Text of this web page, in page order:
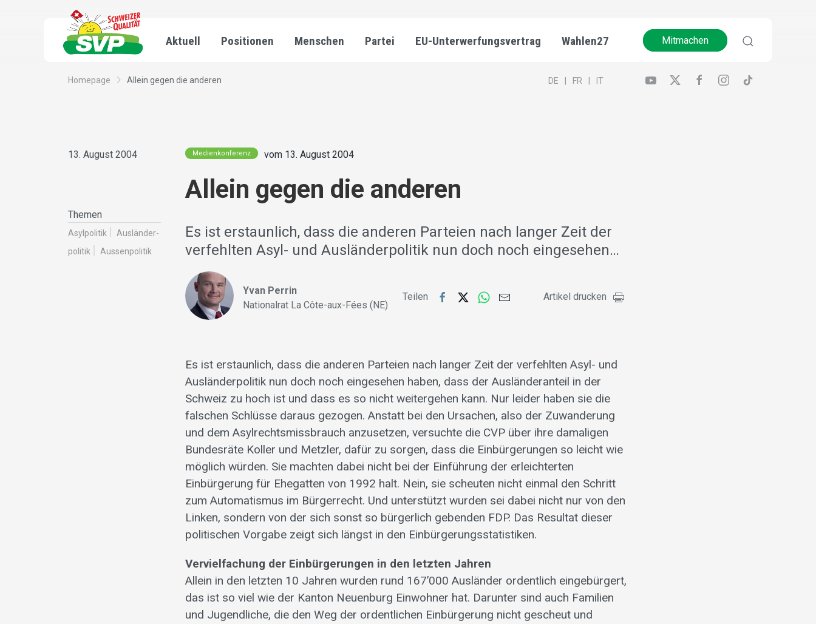
Aktuell Positionen Menschen Partei EU-Unterwerfungsvertrag Wahlen27 Mitmachen
Homepage Allein gegen die anderen DE FR IT
13. August 2004
Themen
Asylpolitik
Ausländer­
politik
Aussenpolitik
Medienkonferenz vom 13. August 2004
Allein gegen die anderen
Es ist erstaunlich, dass die anderen Parteien nach langer Zeit der
verfehlten Asyl- und Ausländerpolitik nun doch noch eingesehen…
Yvan Perrin
Nationalrat La Côte-aux-Fées (NE)
Teilen Artikel drucken
Es ist erstaunlich, dass die anderen Parteien nach langer Zeit der verfehlten Asyl- und
Ausländerpolitik nun doch noch eingesehen haben, dass der Ausländeranteil in der
Schweiz zu hoch ist und dass es so nicht weitergehen kann. Nur leider haben sie die
falschen Schlüsse daraus gezogen. Anstatt bei den Ursachen, also der Zuwanderung
und dem Asylrechtsmissbrauch anzusetzen, versuchte die CVP über ihre damaligen
Bundesräte Koller und Metzler, dafür zu sorgen, dass die Einbürgerungen so leicht wie
möglich würden. Sie machten dabei nicht bei der Einführung der erleichterten
Einbürgerung für Ehegatten von 1992 halt. Nein, sie scheuten nicht einmal den Schritt
zum Automatismus im Bürgerrecht. Und unterstützt wurden sei dabei nicht nur von den
Linken, sondern von der sich sonst so bürgerlich gebenden FDP. Das Resultat dieser
politischen Vorgabe zeigt sich längst in den Einbürgerungsstatistiken.
Vervielfachung der Einbürgerungen in den letzten Jahren
Allein in den letzten 10 Jahren wurden rund 167’000 Ausländer ordentlich eingebürgert,
das ist so viel wie der Kanton Neuenburg Einwohner hat. Darunter sind auch Familien
und Jugendliche, die den Weg der ordentlichen Einbürgerung nicht gescheut und